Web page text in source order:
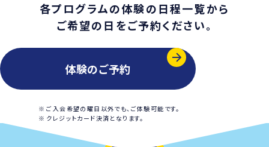
各プログラムの体験の日程一覧から
ご希望の日をご予約ください。
体験のご予約
ご入会希望の曜日以外でも、ご体験可能です。
クレジットカード決済となります。